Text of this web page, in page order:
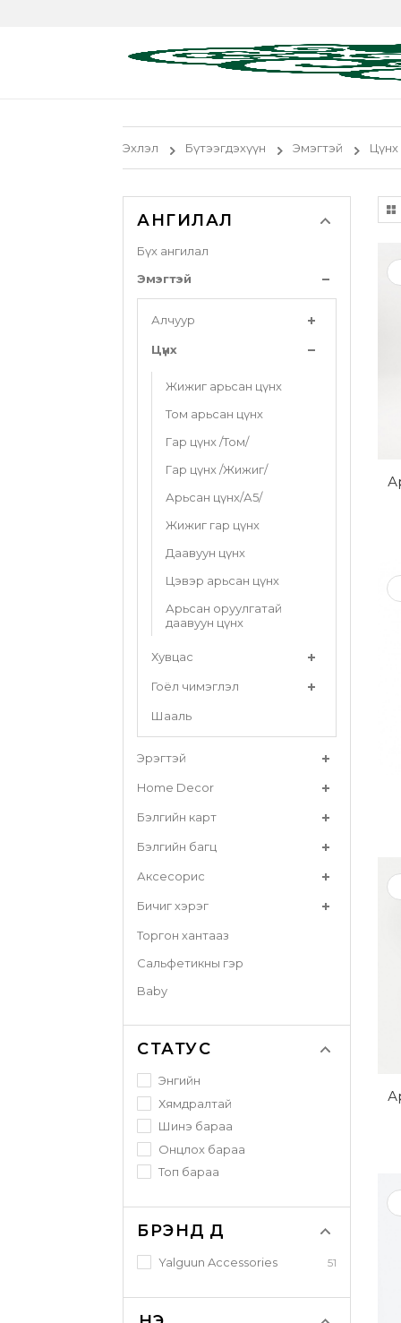
Эхлэл Бүтээгдэхүүн Эмэгтэй Цүнх
АНГИЛАЛ
Бүх ангилал
Эмэгтэй
Алчуур
Цүнх
Жижиг арьсан цүнх
Том арьсан цүнх
Гар цүнх /Том/
Гар цүнх /Жижиг/
Арьсан цүнх/А5/
Жижиг гар цүнх
Даавуун цүнх
Цэвэр арьсан цүнх
Арьсан оруулгатай
даавуун цүнх
Хувцас
Гоёл чимэглэл
Шааль
Эрэгтэй
Home Decor
Бэлгийн карт
Бэлгийн багц
Аксесорис
Бичиг хэрэг
Торгон хантааз
Сальфетикны гэр
Baby
СТАТУС
Энгийн
Хямдралтай
Шинэ бараа
Онцлох бараа
Топ бараа
БРЭНДҮҮД
Yalguun Accessories 51